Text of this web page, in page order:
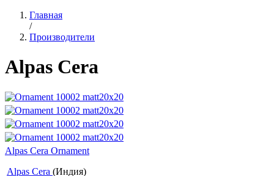
Главная
/
Производители
Alpas Cera
Alpas Cera Ornament
Alpas Cera (Индия)